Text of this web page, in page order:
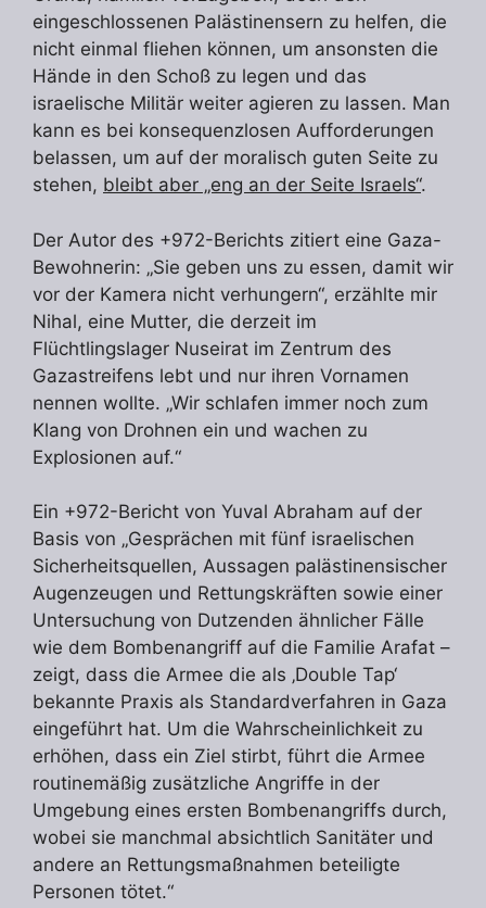
eingeschlossenen Palästinensern zu helfen, die
nicht einmal fliehen können, um ansonsten die
Hände in den Schoß zu legen und das
israelische Militär weiter agieren zu lassen. Man
kann es bei konsequenzlosen Aufforderungen
belassen, um auf der moralisch guten Seite zu
stehen, bleibt aber „eng an der Seite Israels“.
Der Autor des +972-Berichts zitiert eine Gaza-
Bewohnerin: „Sie geben uns zu essen, damit wir
vor der Kamera nicht verhungern“, erzählte mir
Nihal, eine Mutter, die derzeit im
Flüchtlingslager Nuseirat im Zentrum des
Gazastreifens lebt und nur ihren Vornamen
nennen wollte. „Wir schlafen immer noch zum
Klang von Drohnen ein und wachen zu
Explosionen auf.“
Ein +972-Bericht von Yuval Abraham auf der
Basis von „Gesprächen mit fünf israelischen
Sicherheitsquellen, Aussagen palästinensischer
Augenzeugen und Rettungskräften sowie einer
Untersuchung von Dutzenden ähnlicher Fälle
wie dem Bombenangriff auf die Familie Arafat –
zeigt, dass die Armee die als ‚Double Tap‘
bekannte Praxis als Standardverfahren in Gaza
eingeführt hat. Um die Wahrscheinlichkeit zu
erhöhen, dass ein Ziel stirbt, führt die Armee
routinemäßig zusätzliche Angriffe in der
Umgebung eines ersten Bombenangriffs durch,
wobei sie manchmal absichtlich Sanitäter und
andere an Rettungsmaßnahmen beteiligte
Personen tötet.“